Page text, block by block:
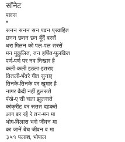
सॉनेट
पावस
*
सनन सनन सन पवन प्रवाहित
छनन छनन छन बूँदें बरसें
धरा मिलन को पल-पल तरसें
मन मुकुलित, तन हर्षित-पुलकित
पर्ण-पर्ण पर नव निखार है
कली-कली इठला-इतराए
तितली-भँवरे गीत सुनाए
तिनके-तिनके पर खुमार है
नागर कैदी नहीं हुलसते
पंखे-ए सी चला झुलसते
कांक्रीट वर सतत दहकते
आग बर रई रे तन-मन मा
भोग-विलास भरो जीवन मा
का जानें बेंच जीवन व मा
३५१ पलाश, भोपाल